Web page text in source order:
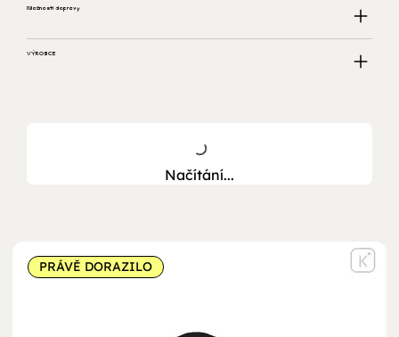
Možnosti dopravy
VÝROBCE
Načítání...
PRÁVĚ DORAZILO